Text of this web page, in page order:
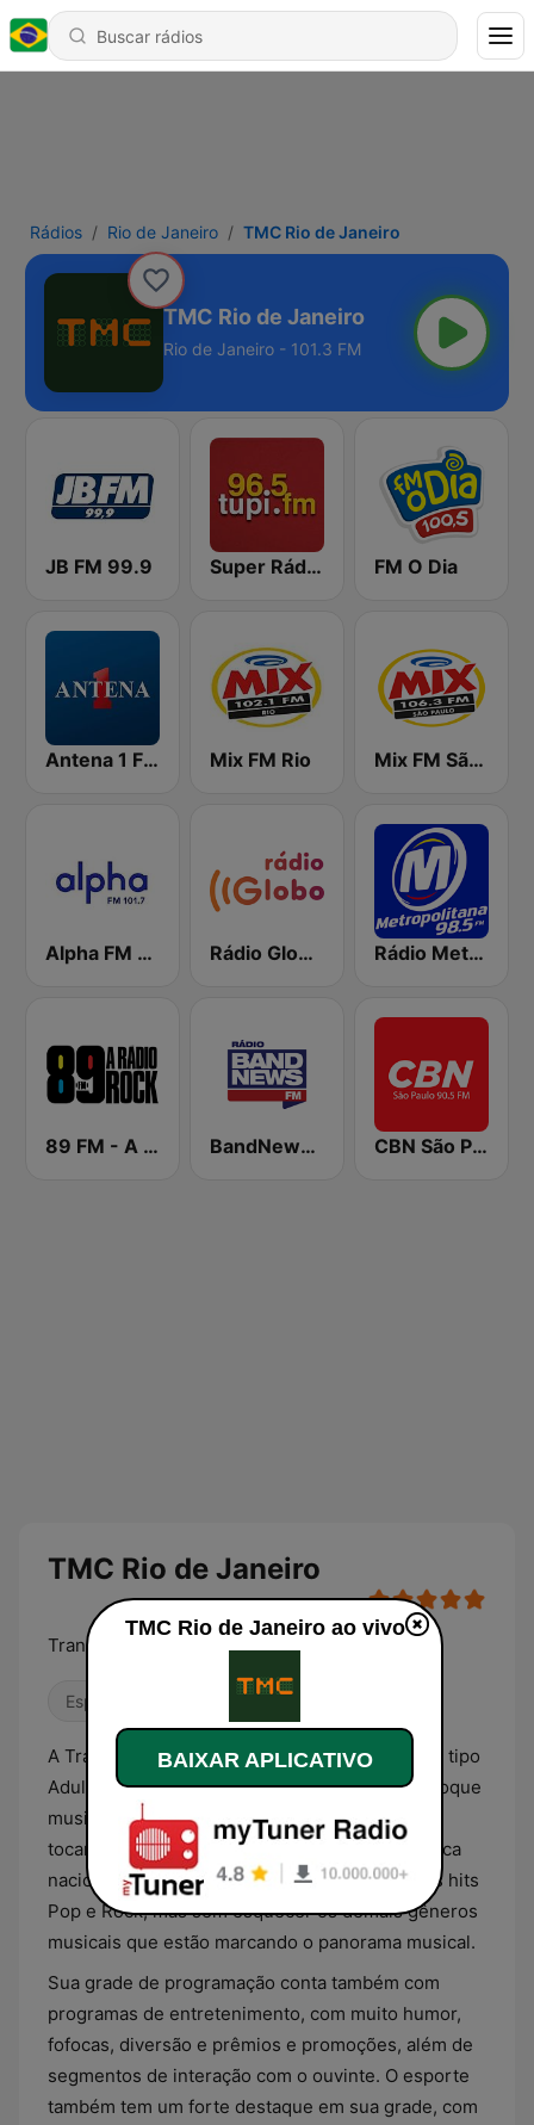
Rádios Rio de Janeiro TMC Rio de Janeiro
TMC Rio de Janeiro
Rio de Janeiro - 101.3 FM
JB FM 99.9 Super Rádio Tupi FM O Dia
Antena 1 FM Mix FM Rio Mix FM São Paulo
Alpha FM 101.7 Rádio Globo RJ Rádio Metropolitana 98.5 FM
89 FM - A Rádio Rock BandNews FM - 96.9 SP CBN São Paulo
TMC Rio de Janeiro
Transamérica agora é TMC
Esporte
A Transamérica RJ é uma emissora de rádio de tipo
Adulto Contemporâneo, mas com um forte enfoque
musical dirigido a um público mais jovem. Aqui
tocam todos os sucessos do momento da música
nacional e internacional, com destaque para os hits
Pop e Rock, mas sem esquecer os demais gêneros
musicais que estão marcando o panorama musical.
Sua grade de programação conta também com
programas de entretenimento, com muito humor,
fofocas, diversão e prêmios e promoções, além de
segmentos de interação com o ouvinte. O esporte
também tem um forte destaque em sua grade, com
TMC Rio de Janeiro ao vivo
BAIXAR APLICATIVO